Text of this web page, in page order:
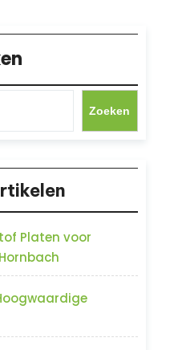
Zoeken
Platen voor